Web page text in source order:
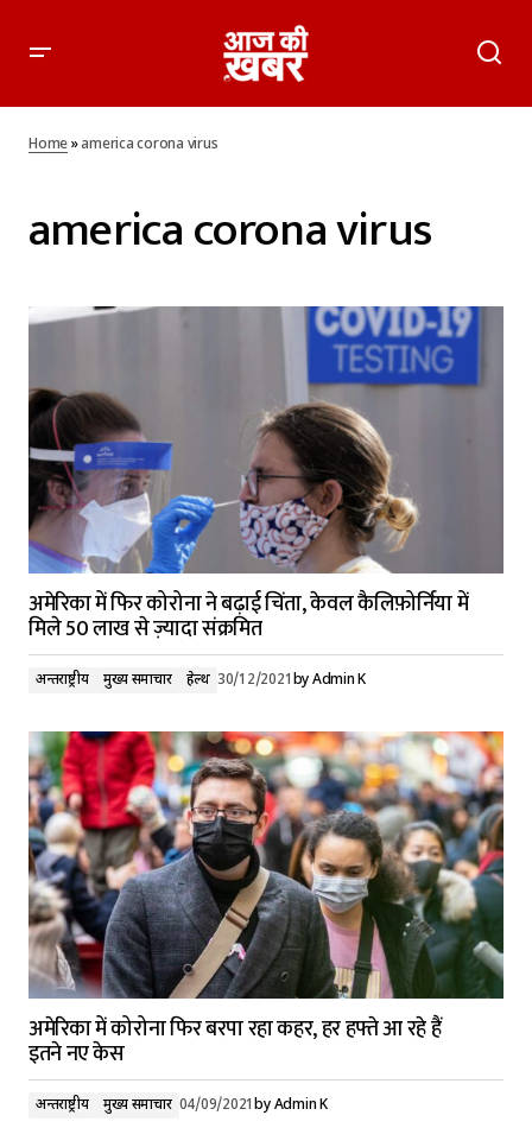
Home»america corona virus
america corona virus
अमेरिका में फिर कोरोना ने बढ़ाई चिंता, केवल कैलिफ़ोर्निया में
मिले 50 लाख से ज़्यादा संक्रमित
अन्तर्राष्ट्रीय मुख्य समाचार हेल्थ 30/12/2021byAdmin K
अमेरिका में कोरोना फिर बरपा रहा कहर, हर हफ्ते आ रहे हैं
इतने नए केस
अन्तर्राष्ट्रीय मुख्य समाचार 04/09/2021by Admin K